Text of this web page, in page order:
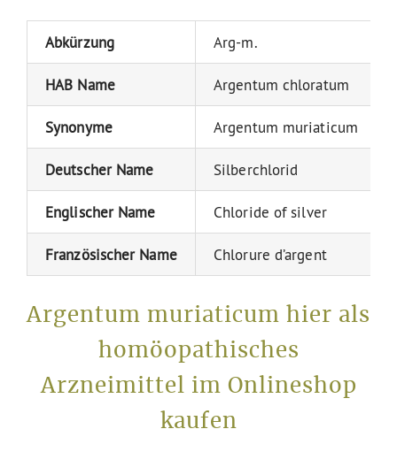
Abkürzung Arg-m.
HAB Name Argentum chloratum
Synonyme Argentum muriaticum
Deutscher Name Silberchlorid
Englischer Name Chloride of silver
Französischer Name Chlorure d’argent
Argentum muriaticum hier als
homöopathisches
Arzneimittel im Onlineshop
kaufen